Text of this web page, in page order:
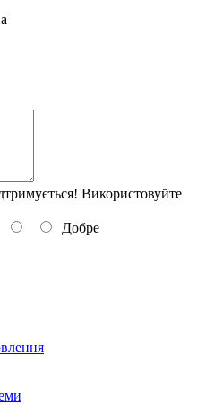
Використовуйте
Добре